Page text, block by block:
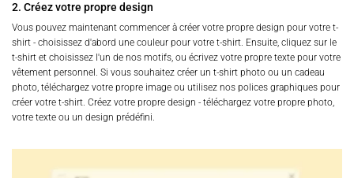
2. Créez votre propre design
Vous pouvez maintenant commencer à créer votre propre design pour votre t-
shirt - choisissez d'abord une couleur pour votre t-shirt. Ensuite, cliquez sur le
t-shirt et choisissez l'un de nos motifs, ou écrivez votre propre texte pour votre
vêtement personnel. Si vous souhaitez créer un t-shirt photo ou un cadeau
photo, téléchargez votre propre image ou utilisez nos polices graphiques pour
créer votre t-shirt. Créez votre propre design - téléchargez votre propre photo,
votre texte ou un design prédéfini.